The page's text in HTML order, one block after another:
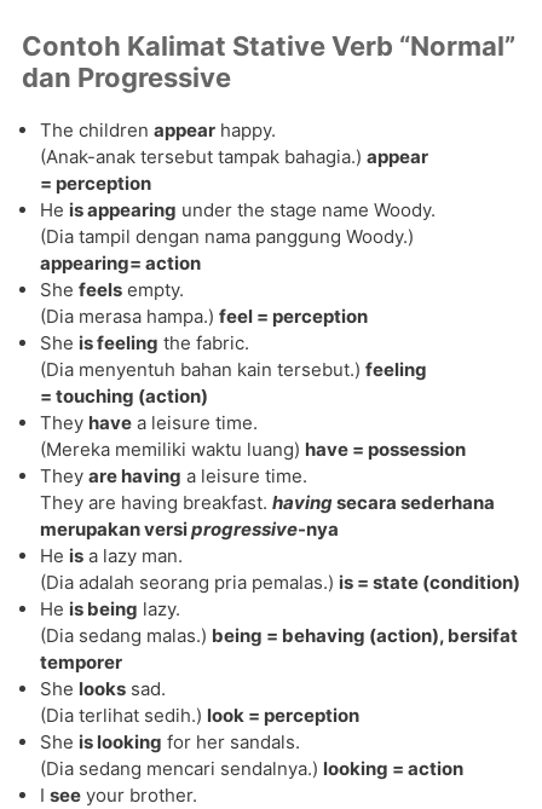
Contoh Kalimat Stative Verb “Normal”
dan Progressive
The children appear happy.
(Anak-anak tersebut tampak bahagia.) appear
= perception
He is appearing under the stage name Woody.
(Dia tampil dengan nama panggung Woody.)
appearing= action
She feels empty.
(Dia merasa hampa.) feel = perception
She is feeling the fabric.
(Dia menyentuh bahan kain tersebut.) feeling
= touching (action)
They have a leisure time.
(Mereka memiliki waktu luang) have = possession
They are having a leisure time.
They are having breakfast. havingsecara sederhana
merupakan versiprogressive-nya
He is a lazy man.
(Dia adalah seorang pria pemalas.) is = state (condition)
He is being lazy.
(Dia sedang malas.) being = behaving (action), bersifat
temporer
She looks sad.
(Dia terlihat sedih.) look = perception
She is looking for her sandals.
(Dia sedang mencari sendalnya.) looking = action
I see your brother.